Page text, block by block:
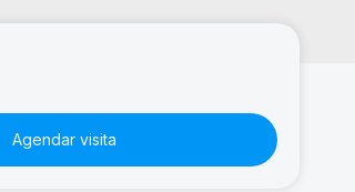
Agendar visita